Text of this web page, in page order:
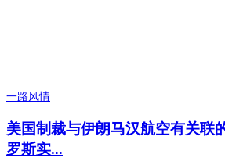
一路风情
美国制裁与伊朗马汉航空有关联
罗斯实...